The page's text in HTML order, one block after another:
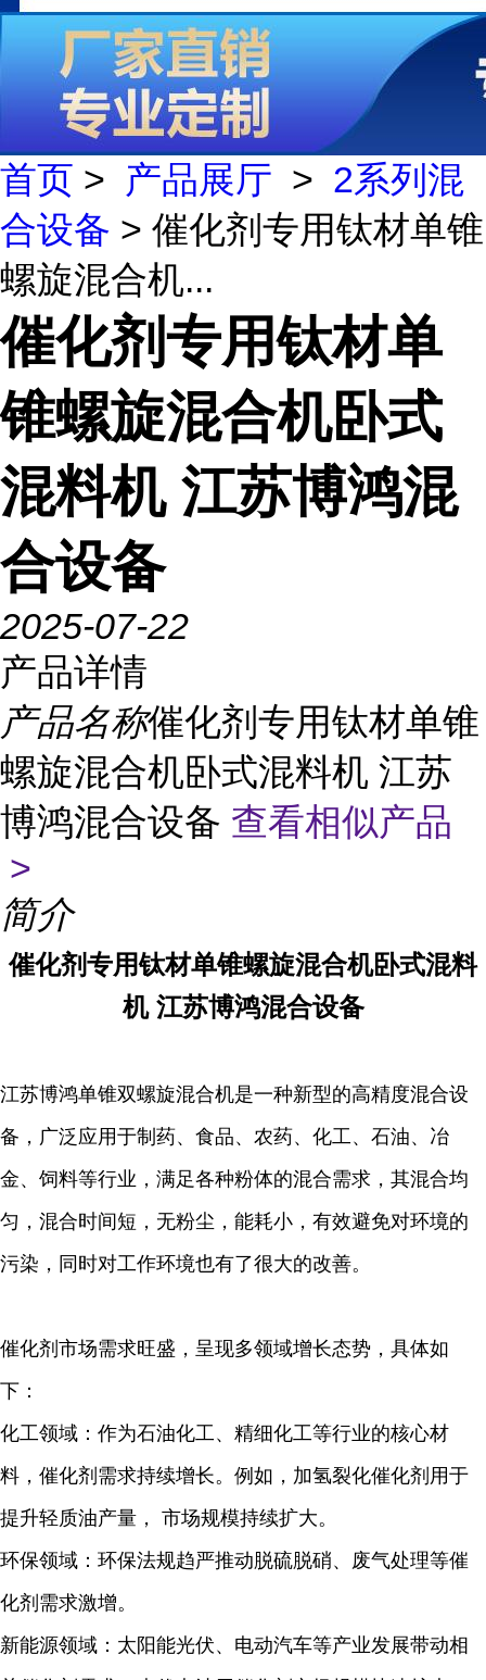
首页 > 产品展厅 > 2系列混
合设备 > 催化剂专用钛材单锥
螺旋混合机...
催化剂专用钛材单
锥螺旋混合机卧式
混料机 江苏博鸿混
合设备
2025-07-22
产品详情
产品名称催化剂专用钛材单锥
螺旋混合机卧式混料机 江苏
博鸿混合设备 查看相似产品
>
简介
催化剂专用钛材单锥螺旋混合机卧式混料
机 江苏博鸿混合设备
江苏博鸿单锥双螺旋混合机是一种新型的高精度混合设
备，广泛应用于制药、食品、农药、化工、石油、冶
金、饲料等行业，满足各种粉体的混合需求，其混合均
匀，混合时间短，无粉尘，能耗小，有效避免对环境的
污染，同时对工作环境也有了很大的改善。
催化剂市场需求旺盛，呈现多领域增长态势，具体如
下：
化工领域：作为石油化工、精细化工等行业的核心材
料，催化剂需求持续增长。例如，加氢裂化催化剂用于
提升轻质油产量， 市场规模持续扩大。
环保领域：环保法规趋严推动脱硫脱硝、废气处理等催
化剂需求激增。
新能源领域：太阳能光伏、电动汽车等产业发展带动相